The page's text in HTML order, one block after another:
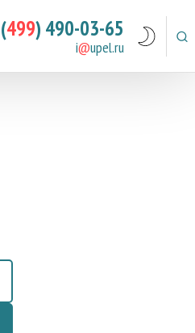
499) 490-03-65
i@upel.ru